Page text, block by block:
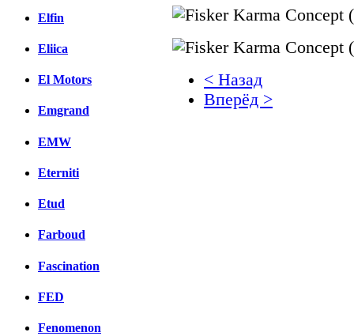
Elfin
Eliica
El Motors
Emgrand
EMW
Eterniti
Etud
Farboud
Fascination
FED
Fenomenon
< Назад
Вперёд >